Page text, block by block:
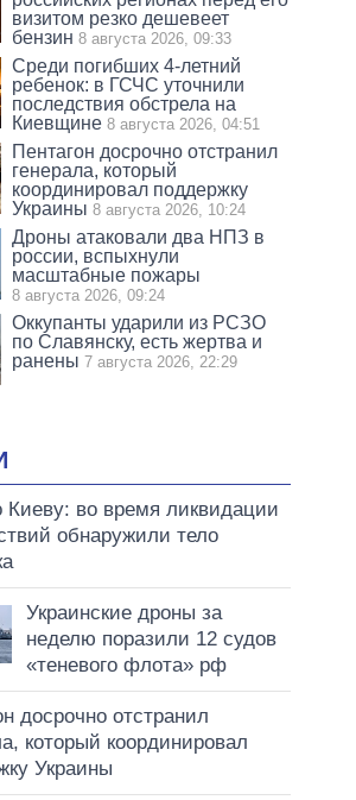
визитом резко дешевеет
бензин 8 августа 2026, 09:33
Среди погибших 4-летний
ребенок: в ГСЧС уточнили
последствия обстрела на
Киевщине 8 августа 2026, 04:51
Пентагон досрочно отстранил
генерала, который
координировал поддержку
Украины 8 августа 2026, 10:24
Дроны атаковали два НПЗ в
россии, вспыхнули
масштабные пожары
8 августа 2026, 09:24
Оккупанты ударили из РСЗО
по Славянску, есть жертва и
ранены 7 августа 2026, 22:29
Киеву: во время ликвидации
обнаружили тело
Украинские дроны за
неделю поразили 12 судов
«теневого флота» рф
досрочно отстранил
который координировал
Украины